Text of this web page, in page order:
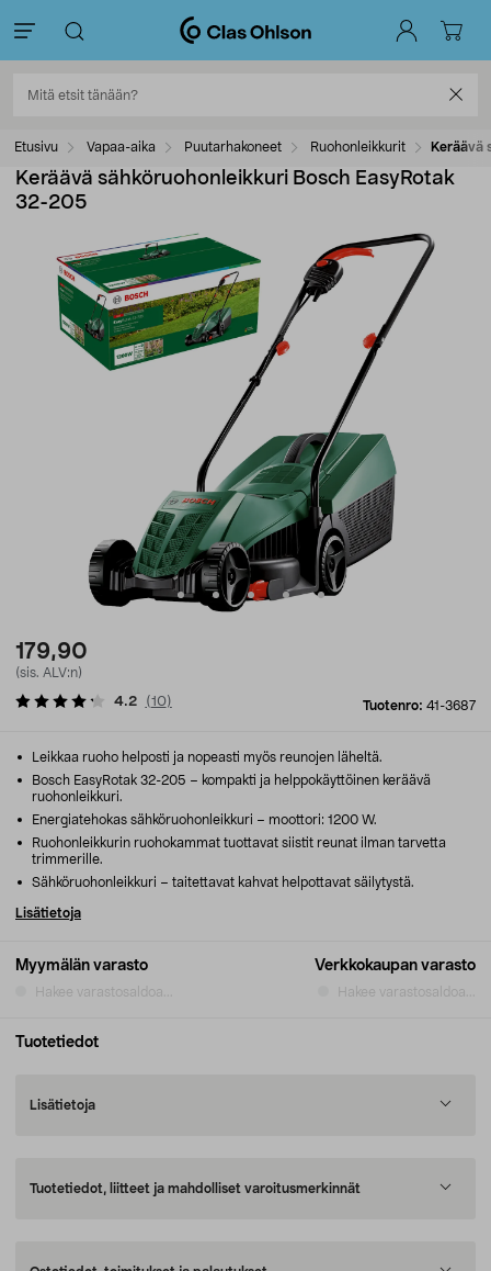
Etusivu Vapaa-aika Puutarhakoneet Ruohonleikkurit Keräävä
Keräävä sähköruohonleikkuri Bosch EasyRotak
32-205
179,90
(sis. ALV:n)
Tuotenro: 41-3687
4.2 (10)
Myymälän varasto
Hakee varastosaldoa...
Verkkokaupan varasto
Hakee varastosaldoa...
Leikkaa ruoho helposti ja nopeasti myös reunojen läheltä.
Bosch EasyRotak 32-205 – kompakti ja helppokäyttöinen keräävä
ruohonleikkuri.
Energiatehokas sähköruohonleikkuri – moottori: 1200 W.
Ruohonleikkurin ruohokammat tuottavat siistit reunat ilman tarvetta
trimmerille.
Sähköruohonleikkuri – taitettavat kahvat helpottavat säilytystä.
Lisätietoja
Tuotetiedot
Lisätietoja
Tuotetiedot, liitteet ja mahdolliset varoitusmerkinnät